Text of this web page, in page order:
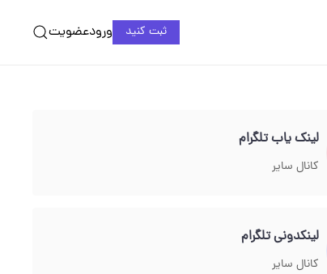
ثبت کنید ورودعضویت
لینک یاب تلگرام
کانال سایر
لینکدونی تلگرام
کانال سایر